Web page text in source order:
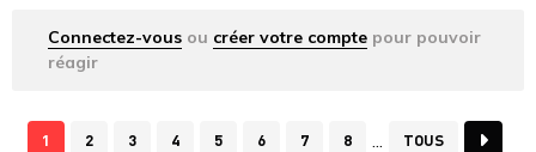
Connectez-vous ou créer votre compte pour pouvoir
réagir
1 2 3 4 5 6 7 8 TOUS